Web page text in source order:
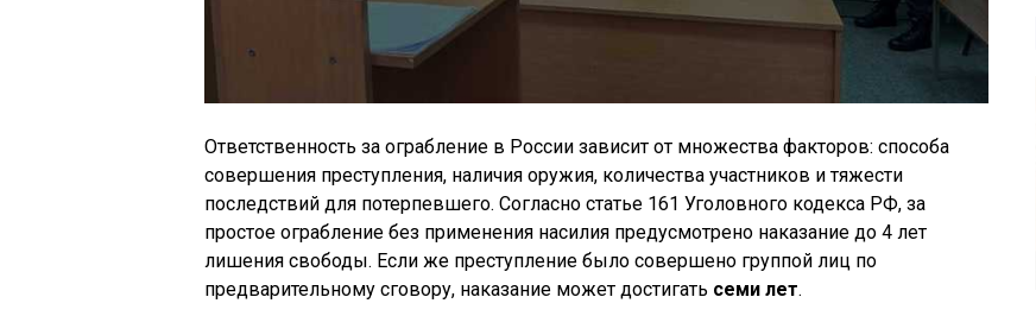
Ответственность за ограбление в России зависит от множества факторов: способа
совершения преступления, наличия оружия, количества участников и тяжести
последствий для потерпевшего. Согласно статье 161 Уголовного кодекса РФ, за
простое ограбление без применения насилия предусмотрено наказание до 4 лет
лишения свободы. Если же преступление было совершено группой лиц по
предварительному сговору, наказание может достигать семи лет.